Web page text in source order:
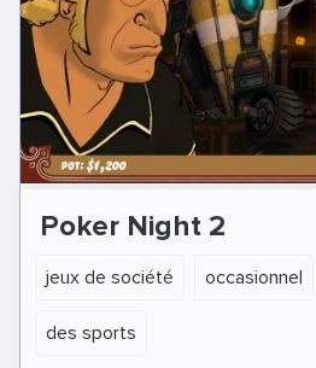
Poker Night 2
jeux de société occasionnel
des sports